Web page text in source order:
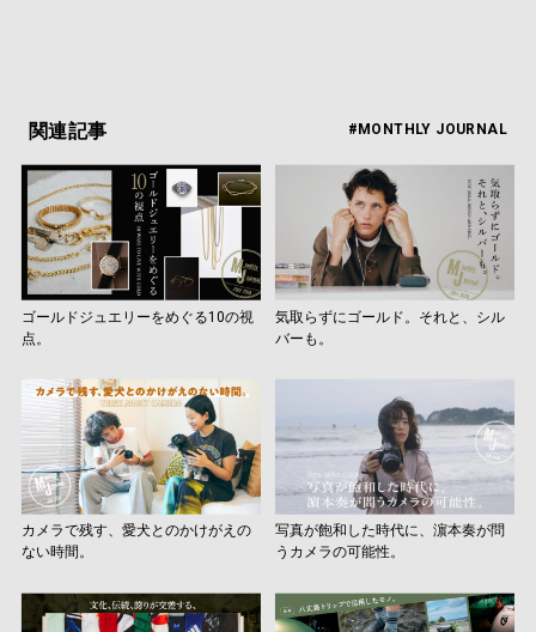
関連記事 #MONTHLY JOURNAL
ゴールドジュエリーをめぐる10の視
点。
気取らずにゴールド。それと、シル
バーも。
カメラで残す、愛犬とのかけがえの
ない時間。
写真が飽和した時代に、濵本奏が問
うカメラの可能性。